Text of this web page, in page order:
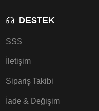
DESTEK
SSS
İletişim
Sipariş Takibi
İade & Değişim